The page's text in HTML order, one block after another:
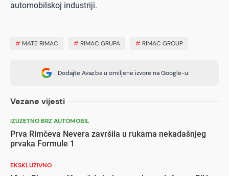
automobilskoj industriji.
# MATE RIMAC # RIMAC GRUPA # RIMAC GROUP
Dodajte Avaz.ba u omiljene izvore na Google-u.
Vezane vijesti
IZUZETNO BRZ AUTOMOBIL
Prva Rimčeva Nevera završila u rukama nekadašnjeg
prvaka Formule 1
EKSKLUZIVNO